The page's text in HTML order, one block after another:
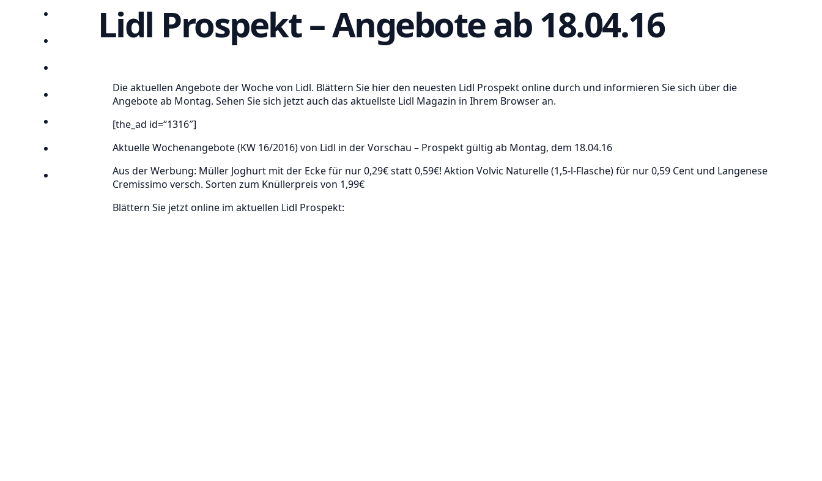
Lieblingsprospekte
Lidl Prospekt – Angebote ab 18.04.16
Die aktuellen Angebote der Woche von Lidl. Blättern Sie hier den neuesten Lidl Prospekt online durch und informieren Sie sich über die
Angebote ab Montag. Sehen Sie sich jetzt auch das aktuellste Lidl Magazin in Ihrem Browser an.
[the_ad id=“1316″]
Aktuelle Wochenangebote (KW 16/2016) von Lidl in der Vorschau – Prospekt gültig ab Montag, dem 18.04.16
Aus der Werbung: Müller Joghurt mit der Ecke für nur 0,29€ statt 0,59€! Aktion Volvic Naturelle (1,5-l-Flasche) für nur 0,59 Cent und Langenese
Cremissimo versch. Sorten zum Knüllerpreis von 1,99€
Blättern Sie jetzt online im aktuellen Lidl Prospekt: